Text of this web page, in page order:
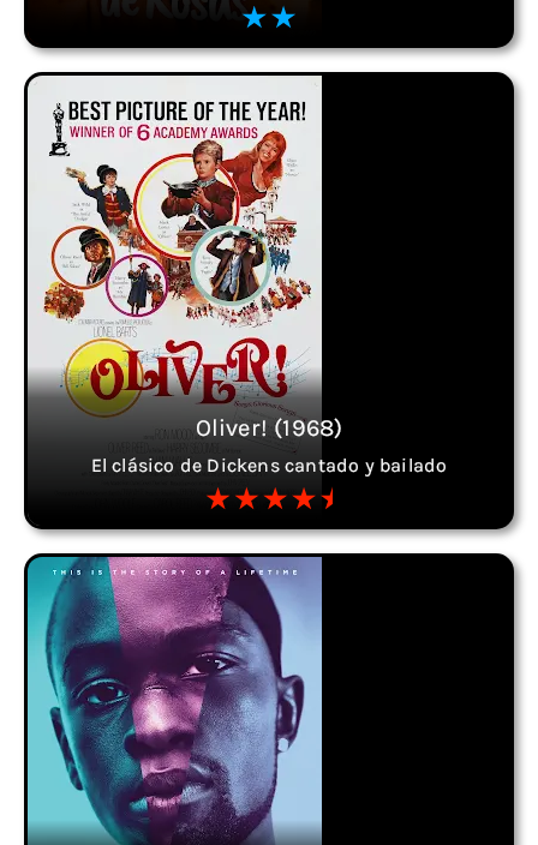
Oliver! (1968)
El clásico de Dickens cantado y bailado